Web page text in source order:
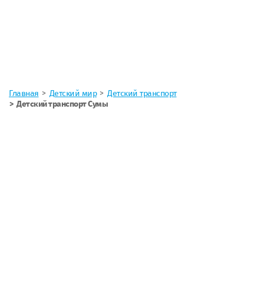
Главная Детский мир
Детский транспорт
Детский транспорт Сумы